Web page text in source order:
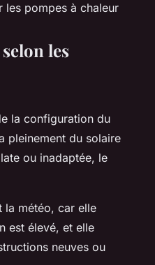
les pompes à chaleur
les
la configuration du
pleinement du solaire
ou inadaptée, le
la météo, car elle
est élevé, et elle
neuves ou